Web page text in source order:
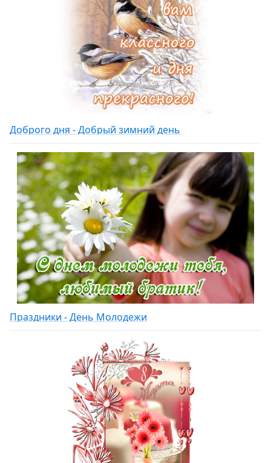
Доброго дня - Добрый зимний день
Праздники - День Молодежи